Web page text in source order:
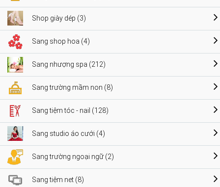
Shop giày dép (3)
Sang shop hoa (4)
Sang nhượng spa (212)
Sang trường mầm non (8)
Sang tiệm tóc - nail (128)
Sang studio áo cưới (4)
Sang trường ngoại ngữ (2)
Sang tiệm net (8)